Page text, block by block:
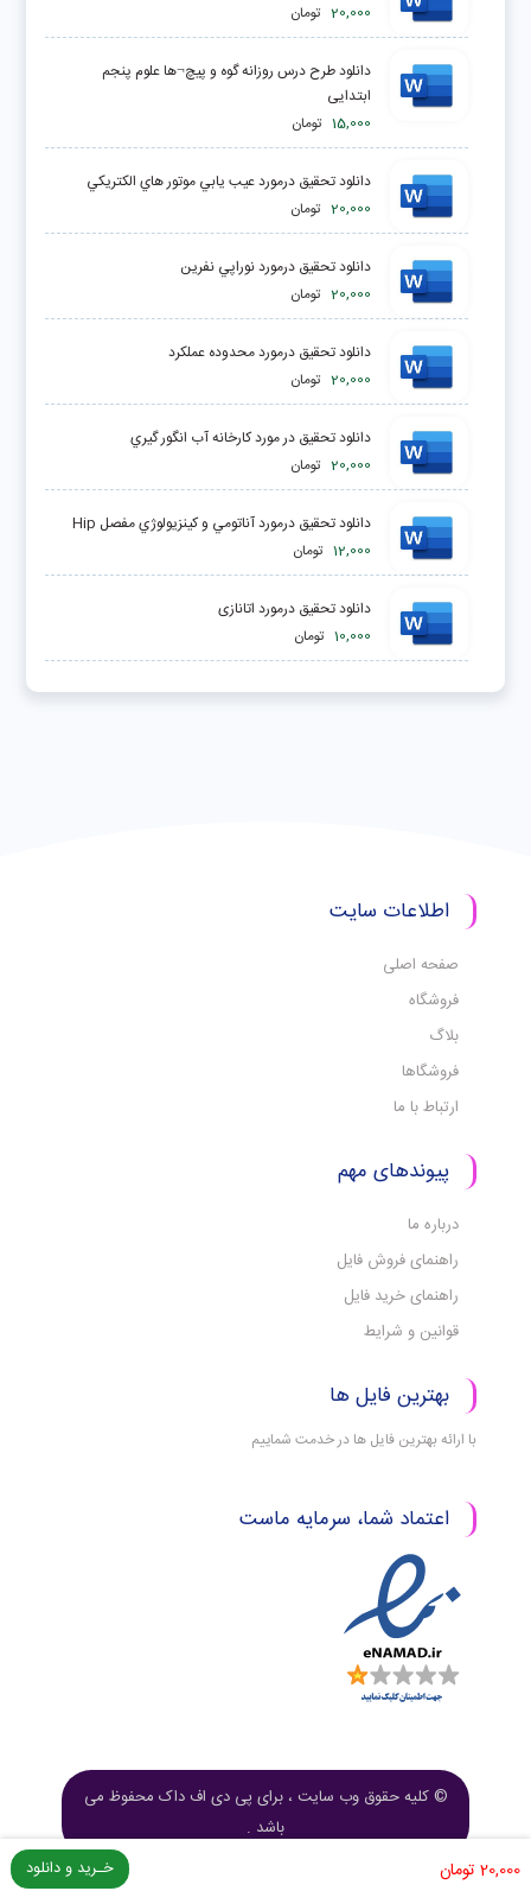
20,000 تومان
دانلود طرح درس روزانه گوه و پیچ¬ها علوم پنجم
ابتدایی
15,000 تومان
دانلود تحقیق درمورد عيب يابي موتور هاي الكتريكي
20,000 تومان
دانلود تحقیق درمورد نوراپي نفرين
20,000 تومان
دانلود تحقیق درمورد محدوده عملكرد
20,000 تومان
دانلود تحقیق در مورد کارخانه آب انگور گيري
20,000 تومان
دانلود تحقیق درمورد آناتومي‌ و كينزيولوژي‌ مفصل‌ Hip
12,000 تومان
دانلود تحقیق درمورد اتانازی
10,000 تومان
20,000 تومان خـرید و دانلود
اطلاعات سایت
صفحه اصلی
فروشگاه
بلاگ
فروشگاها
ارتباط با ما
پیوندهای مهم
درباره ما
راهنمای فروش فایل
راهنمای خرید فایل
قوانین و شرایط
بهترین فایل ها
با ارائه بهترین فایل ها در خدمت شماییم
اعتماد شما، سرمایه ماست
© کلیه حقوق وب سایت ، برای پی دی اف داک محفوظ می
باشد .